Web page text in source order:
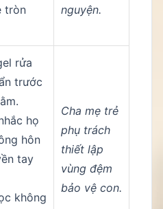
tròn
nguyện.
rửa
trước
họ
hôn
tay
không
Cha mẹ trẻ
phụ trách
thiết lập
vùng đệm
bảo vệ con.